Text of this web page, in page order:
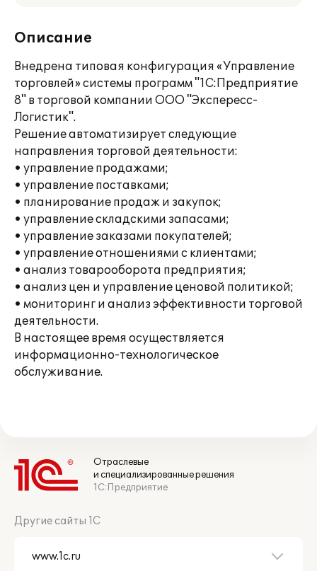
Описание
Внедрена типовая конфигурация «Управление
торговлей» системы программ "1С:Предприятие
8" в торговой компании ООО "Экспересс-
Логистик".
Решение автоматизирует следующие
направления торговой деятельности:
• управление продажами;
• управление поставками;
• планирование продаж и закупок;
• управление складскими запасами;
• управление заказами покупателей;
• управление отношениями с клиентами;
• анализ товарооборота предприятия;
• анализ цен и управление ценовой политикой;
• мониторинг и анализ эффективности торговой
деятельности.
В настоящее время осуществляется
информационно-технологическое
обслуживание.
Отраслевые
и специализированные решения
1С:Предприятие
Другие сайты 1С